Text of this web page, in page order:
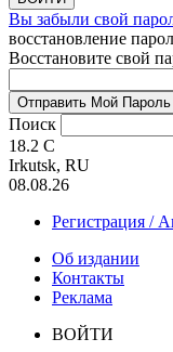
Вы забыли свой
восстановление
Восстановите свой
Поиск
18.2 C
Irkutsk, RU
08.08.26
Регистрация /
Об издании
Контакты
Реклама
ВОЙТИ